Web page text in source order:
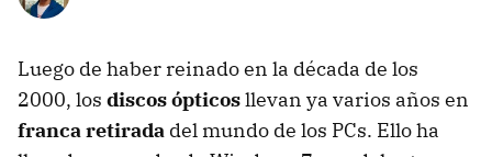
Luego de haber reinado en la década de los
2000, los discos ópticosllevan ya varios años en
franca retirada del mundo de los PCs. Ello ha